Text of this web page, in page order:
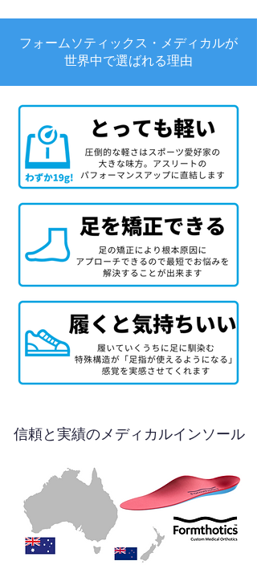
フォームソティックス・メディカルが
世界中で選ばれる理由
信頼と実績のメディカルインソール